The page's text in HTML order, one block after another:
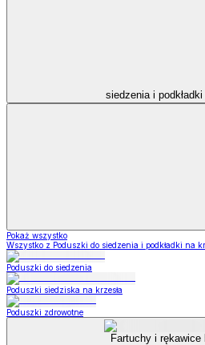
siedzenia i podkładki
Pokaż wszystko
Wszystko z Poduszki do siedzenia i podkładki na
Poduszki do siedzenia
Poduszki siedziska na krzesła
Poduszki zdrowotne
Fartuchy i rękawice